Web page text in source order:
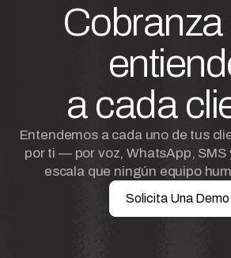
a cada
Entendemos a cada uno de tus
por ti — por voz, WhatsApp,
escala que ningún equipo
Solicita Una Demo